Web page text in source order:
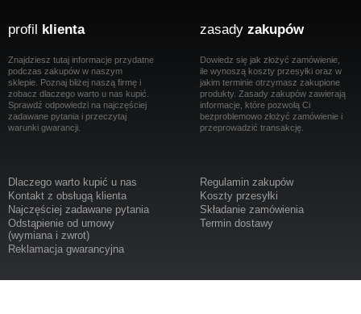
profil klienta
Znajdziesz tutaj informacje przydatne
podczas zakupów w naszym
sklepie. Poznaj bliżej naszą firmę i
zobacz dlaczego warto u nas kupić.
Sprawdź odpowiedzi na najczęściej
zadawane pytania i przeczytaj
warunki gwarancji.
Dlaczego warto kupić u nas
Kontakt z obsługą klienta
Najczęściej zadawane pytania
Odstąpienie od umowy
(wymiana i zwrot)
Reklamacja gwarancyjna
zasady zakupów
Dowiedz się jak złożyć zamówienie,
ile wynoszą koszty przesyłki oraz w
jakim terminie otrzymasz zakupione
produkty. Zasady zakupów zawierają
informacje, które pozwolą Ci
bezproblemowo złożyć zamówienie i
przeprowadzić transakcję.
Regulamin zakupów
Koszty przesyłki
Składanie zamówienia
Termin dostawy